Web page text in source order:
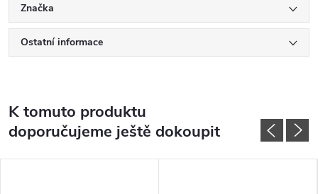
Značka
Ostatní informace
K tomuto produktu
doporučujeme ještě dokoupit